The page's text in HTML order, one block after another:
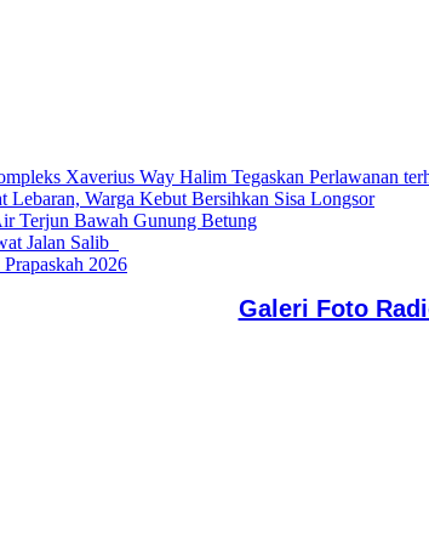
Xaverius Way Halim Tegaskan Perlawanan
Lebaran, Warga Kebut Bersihkan Sisa Longsor
Terjun Bawah Gunung Betung
Jalan Salib
2026
Galeri Foto